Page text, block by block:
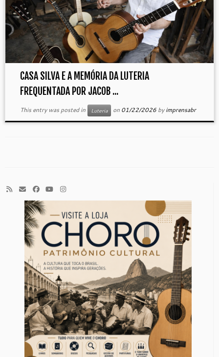
CASA SILVA E A MEMÓRIA DA LUTERIA
FREQUENTADA POR JACOB ...
This entry was posted in Luteria on 01/22/2026 byimprensabr